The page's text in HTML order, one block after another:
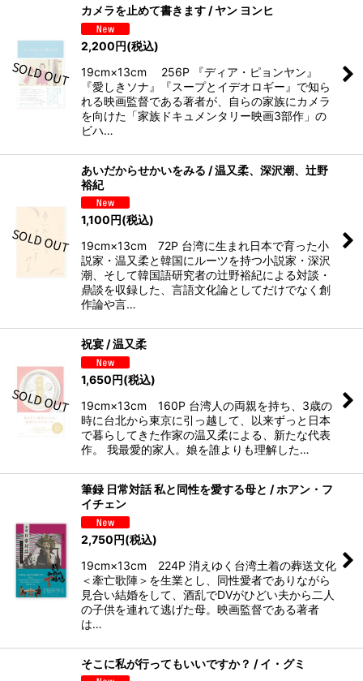
カメラを止めて書きます / ヤン ヨンヒ
2,200円(税込)
19cm×13cm 256P 『ディア・ピョンヤン』
『愛しきソナ』『スープとイデオロギー』で知ら
れる映画監督である著者が、自らの家族にカメラ
を向けた「家族ドキュメンタリー映画3部作」の
ビハ…
あいだからせかいをみる / 温又柔、深沢潮、辻野
裕紀
1,100円(税込)
19cm×13cm 72P 台湾に生まれ日本で育った小
説家・温又柔と韓国にルーツを持つ小説家・深沢
潮、そして韓国語研究者の辻野裕紀による対談・
鼎談を収録した、言語文化論としてだけでなく創
作論や言…
祝宴 / 温又柔
1,650円(税込)
19cm×13cm 160P 台湾人の両親を持ち、3歳の
時に台北から東京に引っ越して、以来ずっと日本
で暮らしてきた作家の温又柔による、新たな代表
作。 我最愛的家人。娘を誰よりも理解した…
筆録 日常対話 私と同性を愛する母と / ホアン・フ
イチェン
2,750円(税込)
19cm×13cm 224P 消えゆく台湾土着の葬送文化
＜牽亡歌陣＞を生業とし、同性愛者でありながら
見合い結婚をして、酒乱でDVがひどい夫から二人
の子供を連れて逃げた母。映画監督である著者
は…
そこに私が行ってもいいですか？ / イ・グミ